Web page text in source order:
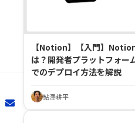
【Notion】【入門】
は？開発者プラットフォー
でのデプロイ方法を解説
鮎澤耕平